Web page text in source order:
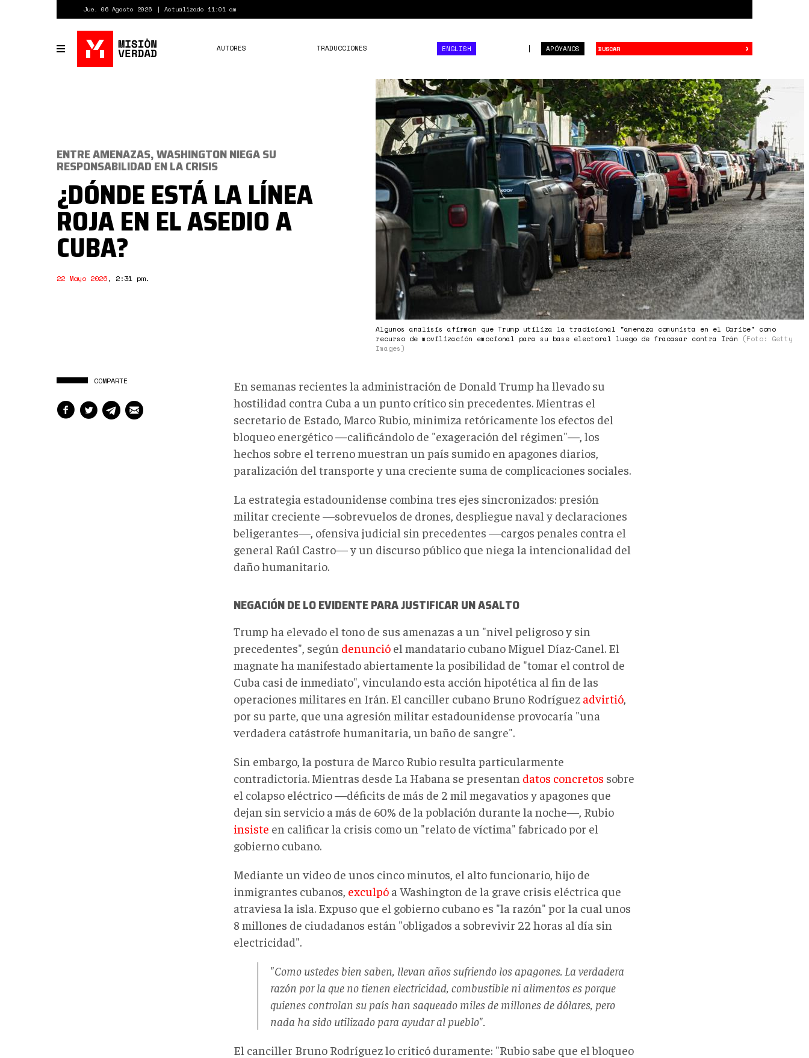
Jue. 06 Agosto 2026 Actualizado 11:01 am
Toggle
navigation
APÓYANOS
AUTORES TRADUCCIONES ENGLISH ›
a1bab3a1-
5e43-
4ac2-
add8-
6ee7b2d3deb4.jpg
Algunos análisis afirman que Trump utiliza la tradicional "amenaza comunista en el Caribe" como
recurso de movilización emocional para su base electoral luego de fracasar contra Irán
(Foto: Getty
Images)
ENTRE AMENAZAS, WASHINGTON NIEGA SU
RESPONSABILIDAD EN LA CRISIS
¿DÓNDE ESTÁ LA LÍNEA
ROJA EN EL ASEDIO A
CUBA?
22 Mayo 2026, 2:31 pm.
COMPARTE
En semanas recientes la administración de Donald Trump ha llevado su
hostilidad contra Cuba a un punto crítico sin precedentes. Mientras el
secretario de Estado, Marco Rubio, minimiza retóricamente los efectos del
bloqueo energético —calificándolo de "exageración del régimen"—, los
hechos sobre el terreno muestran un país sumido en apagones diarios,
paralización del transporte y una creciente suma de complicaciones sociales.
La estrategia estadounidense combina tres ejes sincronizados: presión
militar creciente —sobrevuelos de drones, despliegue naval y declaraciones
beligerantes—, ofensiva judicial sin precedentes —cargos penales contra el
general Raúl Castro— y un discurso público que niega la intencionalidad del
daño humanitario.
NEGACIÓN DE LO EVIDENTE PARA JUSTIFICAR UN ASALTO
Trump ha elevado el tono de sus amenazas a un "nivel peligroso y sin
precedentes", según denunció el mandatario cubano Miguel Díaz-Canel. El
magnate ha manifestado abiertamente la posibilidad de "tomar el control de
Cuba casi de inmediato", vinculando esta acción hipotética al fin de las
operaciones militares en Irán. El canciller cubano Bruno Rodríguez advirtió,
por su parte, que una agresión militar estadounidense provocaría "una
verdadera catástrofe humanitaria, un baño de sangre".
Sin embargo, la postura de Marco Rubio resulta particularmente
contradictoria. Mientras desde La Habana se presentan datos concretos sobre
el colapso eléctrico —déficits de más de 2 mil megavatios y apagones que
dejan sin servicio a más de 60% de la población durante la noche—, Rubio
insiste en calificar la crisis como un "relato de víctima" fabricado por el
gobierno cubano.
Mediante un video de unos cinco minutos, el alto funcionario, hijo de
inmigrantes cubanos, exculpó a Washington de la grave crisis eléctrica que
atraviesa la isla. Expuso que el gobierno cubano es "la razón" por la cual unos
8 millones de ciudadanos están "obligados a sobrevivir 22 horas al día sin
electricidad".
"Como ustedes bien saben, llevan años sufriendo los apagones. La verdadera
razón por la que no tienen electricidad, combustible ni alimentos es porque
quienes controlan su país han saqueado miles de millones de dólares, pero
nada ha sido utilizado para ayudar al pueblo".
El canciller Bruno Rodríguez lo criticó duramente: "Rubio sabe que el bloqueo